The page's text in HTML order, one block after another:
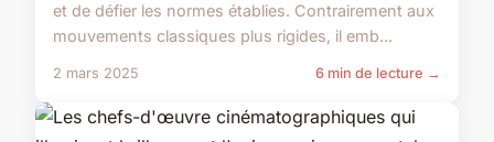
et de défier les normes établies. Contrairement aux
mouvements classiques plus rigides, il emb...
2 mars 2025 6 min de lecture →